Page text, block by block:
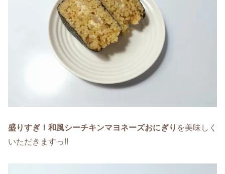
盛りすぎ！和風シーチキンマヨネーズおにぎり を美味しく
いただきますっ!!